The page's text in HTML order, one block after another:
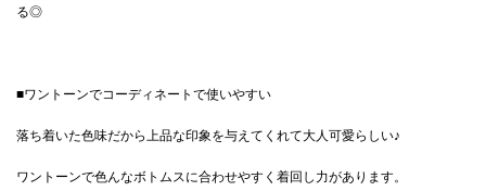
る◎
■ワントーンでコーディネートで使いやすい
落ち着いた色味だから上品な印象を与えてくれて大人可愛らしい♪
ワントーンで色んなボトムスに合わせやすく着回し力があります。